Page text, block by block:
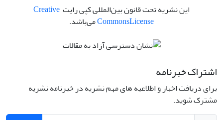
این نشریه تحت قانون بین‌المللی کپی رایت Creative
CommonsLicense می‌باشد.
اشتراک خبرنامه
برای دریافت اخبار و اطلاعیه های مهم نشریه در خبرنامه نشریه
مشترک شوید.